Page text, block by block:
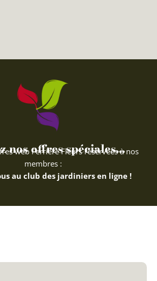
nos offres spéciales...
web Ferriere Fleurs réservées à nos
membres :
au club des jardiniers en ligne !